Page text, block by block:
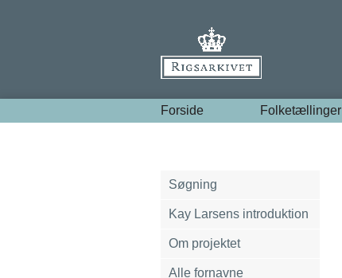
Forside Folketællinger
Søgning
Kay Larsens introduktion
Om projektet
Alle fornavne